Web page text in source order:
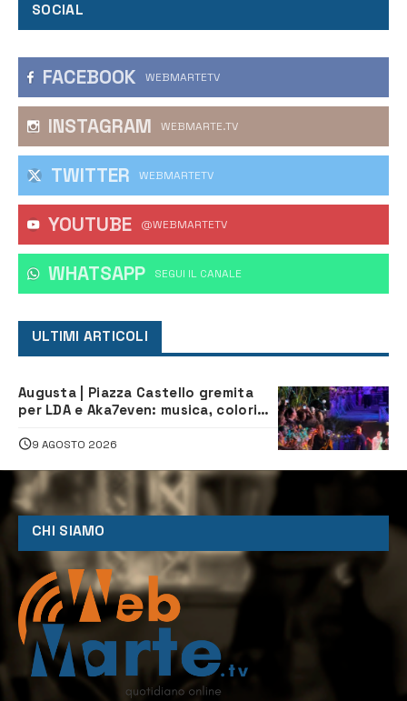
SOCIAL
FACEBOOK WEBMARTETV
INSTAGRAM WEBMARTE.TV
TWITTER WEBMARTETV
YOUTUBE @WEBMARTETV
WHATSAPP ‎SEGUI IL CANALE
ULTIMI ARTICOLI
Augusta | Piazza Castello gremita
per LDA e Aka7even: musica, colori
9 AGOSTO 2026
CHI SIAMO